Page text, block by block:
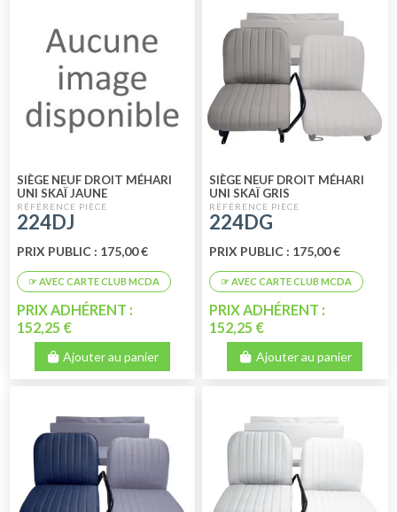
SIÈGE NEUF DROIT MÉHARI
UNI SKAÏ JAUNE
224DJ
PRIX PUBLIC : 175,00 €
PRIX ADHÉRENT :
152,25 €
Ajouter au panier
SIÈGE NEUF DROIT MÉHARI
UNI SKAÏ GRIS
224DG
PRIX PUBLIC : 175,00 €
PRIX ADHÉRENT :
152,25 €
Ajouter au panier